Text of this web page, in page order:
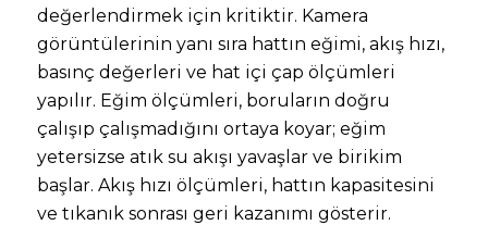
değerlendirmek için kritiktir. Kamera
görüntülerinin yanı sıra hattın eğimi, akış hızı,
basınç değerleri ve hat içi çap ölçümleri
yapılır. Eğim ölçümleri, boruların doğru
çalışıp çalışmadığını ortaya koyar; eğim
yetersizse atık su akışı yavaşlar ve birikim
başlar. Akış hızı ölçümleri, hattın kapasitesini
ve tıkanık sonrası geri kazanımı gösterir.